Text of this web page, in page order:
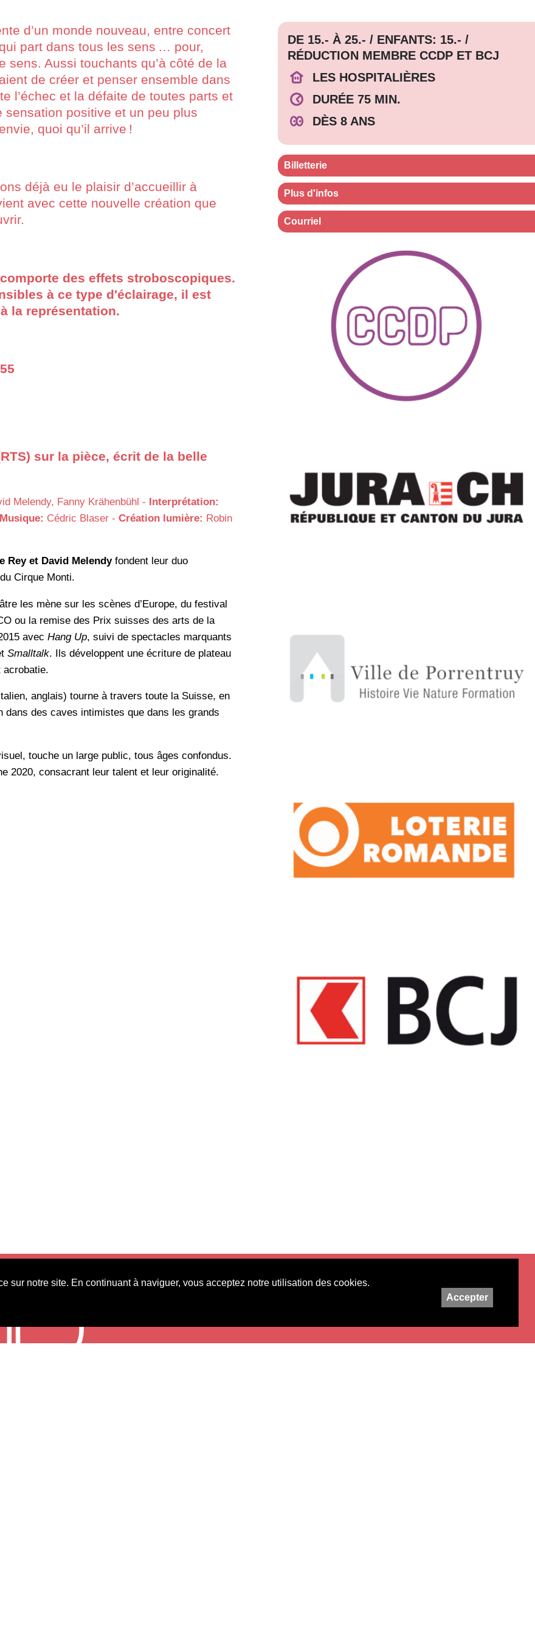
sur notre site. En continuant à naviguer, vous acceptez notre utilisation des cookies.
Accepter
d’un monde nouveau, entre concert
part dans tous les sens … pour,
sens. Aussi touchants qu’à côté de la
de créer et penser ensemble dans
l’échec et la défaite de toutes parts et
positive et un peu plus
quoi qu’il arrive !
déjà eu le plaisir d’accueillir à
avec cette nouvelle création que
des effets stroboscopiques.
à ce type d'éclairage, il est
la représentation.
sur la pièce, écrit de la belle
Melendy, Fanny Krähenbühl - Interprétation:
Musique: Cédric Blaser -Création lumière: Robin
Rey et David Melendyfondent leur duo
Cirque Monti.
les mène sur les scènes d’Europe, du festival
ou la remise des Prix suisses des arts de la
avecHang Up, suivi de spectacles marquants
Smalltalk. Ils développent une écriture de plateau
acrobatie.
anglais) tourne à travers toute la Suisse, en
dans des caves intimistes que dans les grands
touche un large public, tous âges confondus.
2020, consacrant leur talent et leur originalité.
DE 15.- À 25.- / ENFANTS: 15.- /
RÉDUCTION MEMBRE CCDP ET BCJ
LES HOSPITALIÈRES
DURÉE 75 MIN.
DÈS 8 ANS
Billetterie
Plus d'infos
Courriel